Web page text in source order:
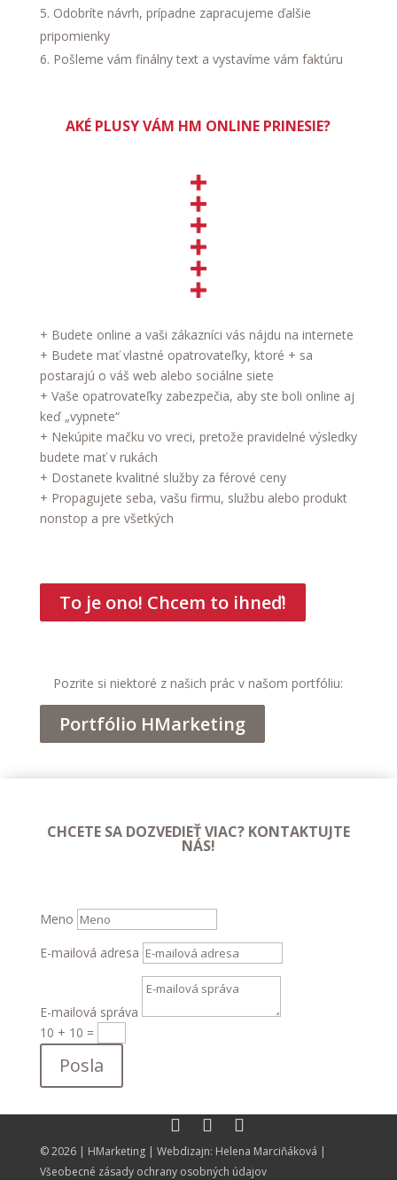
Odobríte návrh, prípadne zapracujeme ďalšie
pripomienky
Pošleme vám finálny text a vystavíme vám faktúru
AKÉ PLUSY VÁM HM ONLINE PRINESIE?
+ Budete online a vaši zákazníci vás nájdu na internete
+ Budete mať vlastné opatrovateľky, ktoré + sa
postarajú o váš web alebo sociálne siete
+ Vaše opatrovateľky zabezpečia, aby ste boli online aj
keď „vypnete“
+ Nekúpite mačku vo vreci, pretože pravidelné výsledky
budete mať v rukách
+ Dostanete kvalitné služby za férové ceny
+ Propagujete seba, vašu firmu, službu alebo produkt
nonstop a pre všetkých
To je ono! Chcem to ihneď!
Pozrite si niektoré z našich prác v našom portfóliu:
Portfólio HMarketing
CHCETE SA DOZVEDIEŤ VIAC? KONTAKTUJTE
NÁS!
Meno
E-mailová adresa
E-mailová správa
10 + 10 =
Posla
© 2026 | HMarketing| Webdizajn: Helena Marciňáková |
Všeobecné zásady ochrany osobných údajov